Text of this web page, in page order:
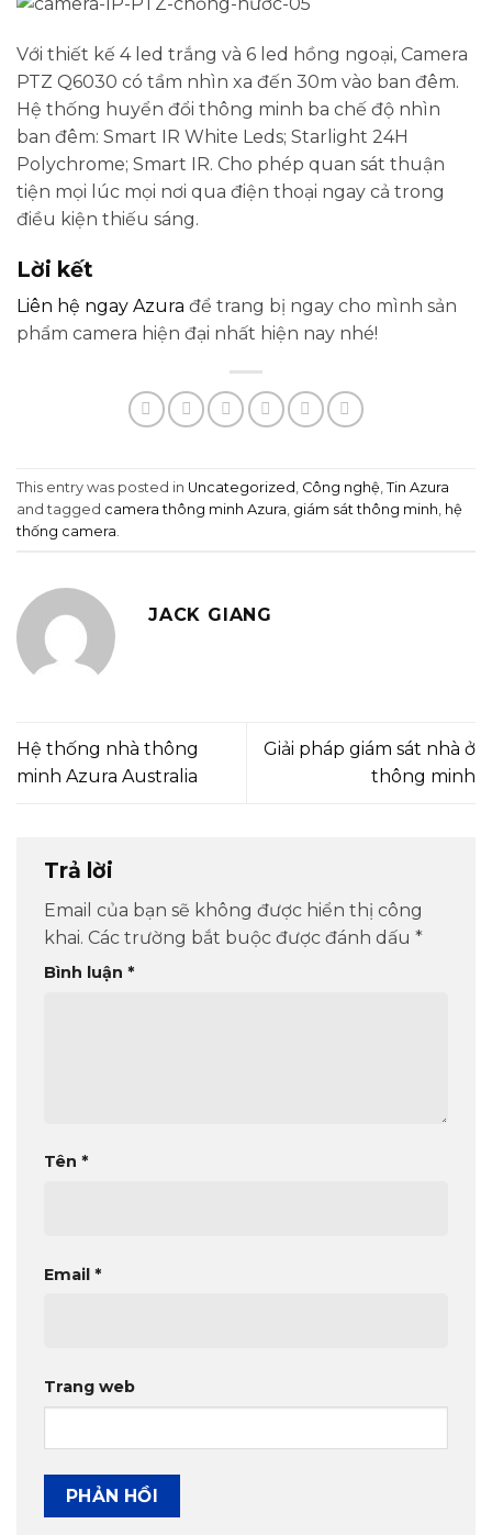
Với thiết kế 4 led trắng và 6 led hồng ngoại, Camera
PTZ Q6030 có tầm nhìn xa đến 30m vào ban đêm.
Hệ thống huyển đổi thông minh ba chế độ nhìn
ban đêm: Smart IR White Leds; Starlight 24H
Polychrome; Smart IR. Cho phép quan sát thuận
tiện mọi lúc mọi nơi qua điện thoại ngay cả trong
điều kiện thiếu sáng.
Lời kết
Liên hệ ngay Azura để trang bị ngay cho mình sản
phẩm camera hiện đại nhất hiện nay nhé!
This entry was posted in Uncategorized Công nghệ Tin Azura
and tagged camera thông minh Azura giám sát thông minh hệ
thống camera
JACK GIANG
Hệ thống nhà thông
minh Azura Australia
Giải pháp giám sát nhà ở
thông minh
Trả lời
Email của bạn sẽ không được hiển thị công
khai. Các trường bắt buộc được đánh dấu *
Bình luận *
Tên *
Email *
Trang web